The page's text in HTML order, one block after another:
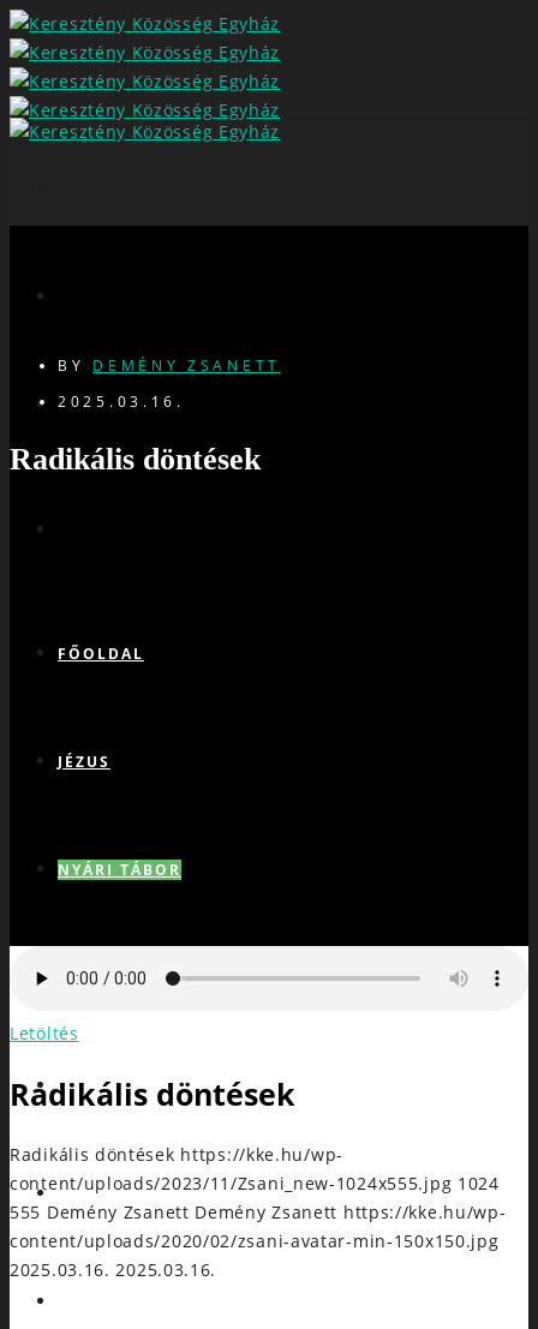
FŐOLDAL
JÉZUS
NYÁRI TÁBOR
VAD SZÍV
NAPTÁR
KAPCSOLÓDJ
BY DEMÉNY ZSANETT
2025.03.16.
Radikális döntések
Letöltés
Radikális döntések
Radikális döntések https://kke.hu/wp-
content/uploads/2023/11/Zsani_new-1024x555.jpg 1024
555 Demény Zsanett Demény Zsanett https://kke.hu/wp-
content/uploads/2020/02/zsani-avatar-min-150x150.jpg
2025.03.16. 2025.03.16.